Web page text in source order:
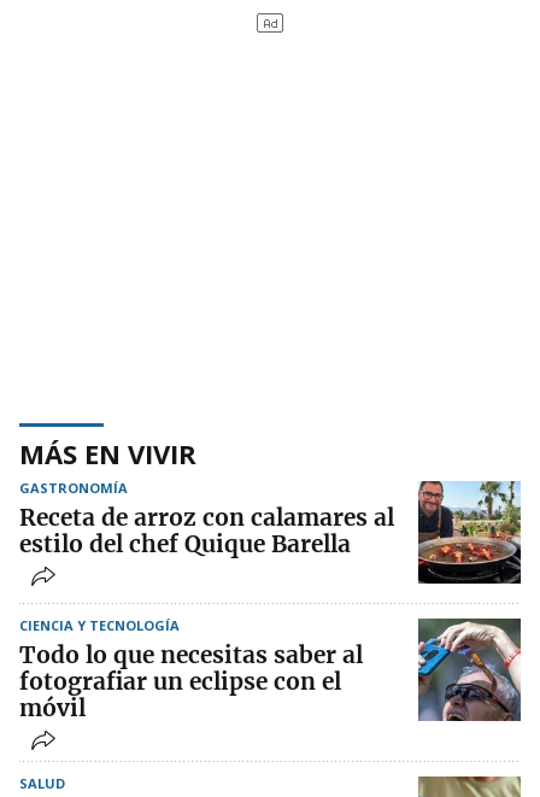
MÁS EN VIVIR
GASTRONOMÍA
Receta de arroz con calamares al
estilo del chef Quique Barella
CIENCIA Y TECNOLOGÍA
Todo lo que necesitas saber al
fotografiar un eclipse con el
móvil
SALUD